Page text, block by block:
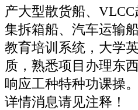
产大型散货船、
集拆箱船、汽车运输
教育培训系统，大学
质，熟悉项目办理东
响应工种特种功课操
详情消息请见注释！